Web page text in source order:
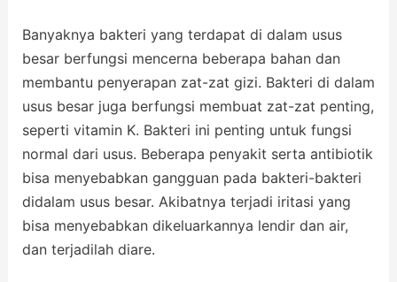
Banyaknya bakteri yang terdapat di dalam usus
besar berfungsi mencerna beberapa bahan dan
membantu penyerapan zat-zat gizi. Bakteri di dalam
usus besar juga berfungsi membuat zat-zat penting,
seperti vitamin K. Bakteri ini penting untuk fungsi
normal dari usus. Beberapa penyakit serta antibiotik
bisa menyebabkan gangguan pada bakteri-bakteri
didalam usus besar. Akibatnya terjadi iritasi yang
bisa menyebabkan dikeluarkannya lendir dan air,
dan terjadilah diare.